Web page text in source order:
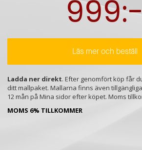
Läs mer och beställ
Ladda ner direkt. Efter genomfört köp får
ditt mallpaket. Mallarna finns även
12 mån på Mina sidor efter köpet. Moms
MOMS 6% TILLKOMMER